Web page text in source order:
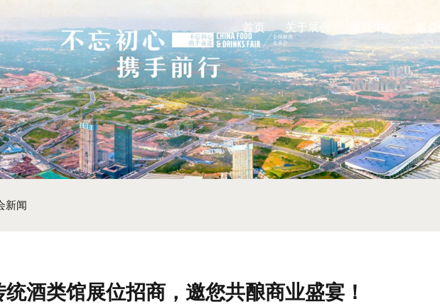
首页 关于展会
新闻
酒类馆展位招商，邀您共酿商业盛宴！